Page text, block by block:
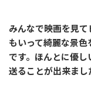
みんなで映画を見
もいって綺麗な景
です。ほんとに優
送ることが出来まし